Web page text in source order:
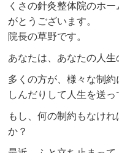
くさの針灸整体院のホ
がとうございます。
院長の草野です。
あなたは、あなたの人
多くの方が、様々な制
しんだりして人生を送っ
もし、何の制約もなけ
か？